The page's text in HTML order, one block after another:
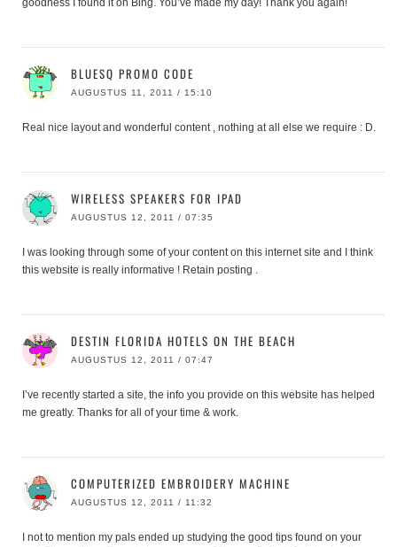
goodness I found it on Bing. You’ve made my day! Thank you again!
BLUESQ PROMO CODE
AUGUSTUS 11, 2011 / 15:10
Real nice layout and wonderful content , nothing at all else we require : D.
WIRELESS SPEAKERS FOR IPAD
AUGUSTUS 12, 2011 / 07:35
I was looking through some of your content on this internet site and I think
this website is really informative ! Retain posting .
DESTIN FLORIDA HOTELS ON THE BEACH
AUGUSTUS 12, 2011 / 07:47
I’ve recently started a site, the info you provide on this website has helped
me greatly. Thanks for all of your time & work.
COMPUTERIZED EMBROIDERY MACHINE
AUGUSTUS 12, 2011 / 11:32
I not to mention my pals ended up studying the good tips found on your